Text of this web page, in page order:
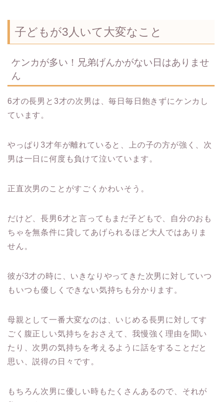
子どもが3人いて大変なこと
ケンカが多い！兄弟げんかがない日はありませ
ん
6才の長男と3才の次男は、毎日毎日飽きずにケンカし
ています。
やっぱり3才年が離れていると、上の子の方が強く、次
男は一日に何度も負けて泣いています。
正直次男のことがすごくかわいそう。
だけど、長男6才と言ってもまだ子どもで、自分のおも
ちゃを無条件に貸してあげられるほど大人ではありま
せん。
彼が3才の時に、いきなりやってきた次男に対していつ
もいつも優しくできない気持ちも分かります。
母親として一番大変なのは、いじめる長男に対してす
ごく腹正しい気持ちをおさえて、我慢強く理由を聞い
たり、次男の気持ちを考えるように話をすることだと
思い、説得の日々です。
もちろん次男に優しい時もたくさんあるので、それが